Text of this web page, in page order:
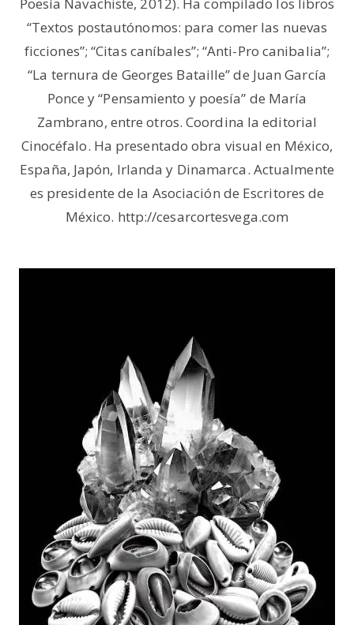
Poesía Navachiste, 2012). Ha compilado los libros
“Textos postautónomos: para comer las nuevas
ficciones”; “Citas caníbales”; “Anti-Pro canibalia”;
“La ternura de Georges Bataille” de Juan García
Ponce y “Pensamiento y poesía” de María
Zambrano, entre otros. Coordina la editorial
Cinocéfalo. Ha presentado obra visual en México,
España, Japón, Irlanda y Dinamarca. Actualmente
es presidente de la Asociación de Escritores de
México. http://cesarcortesvega.com